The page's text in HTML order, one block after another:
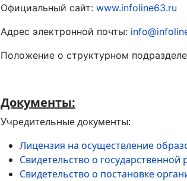
Официальный сайт: www.infoline63.ru
Адрес электронной почты:
Положение о структурном
Документы:
Учредительные документы:
Лицензия на осуществление
Свидетельство о
Свидетельство о постановке